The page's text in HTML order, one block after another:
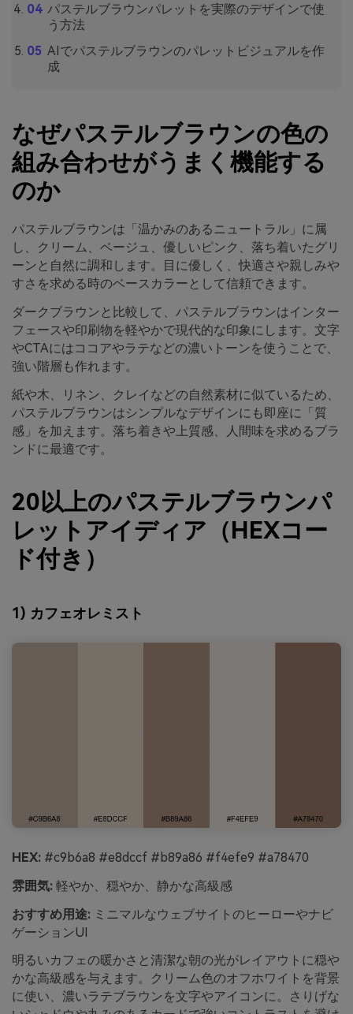
パステルブラウンパレットを実際のデザインで使
う方法
AIでパステルブラウンのパレットビジュアルを作
成
なぜパステルブラウンの色の
組み合わせがうまく機能する
のか
パステルブラウンは「温かみのあるニュートラル」に属
し、クリーム、ベージュ、優しいピンク、落ち着いたグリ
ーンと自然に調和します。目に優しく、快適さや親しみや
すさを求める時のベースカラーとして信頼できます。
ダークブラウンと比較して、パステルブラウンはインター
フェースや印刷物を軽やかで現代的な印象にします。文字
やCTAにはココアやラテなどの濃いトーンを使うことで、
強い階層も作れます。
紙や木、リネン、クレイなどの自然素材に似ているため、
パステルブラウンはシンプルなデザインにも即座に「質
感」を加えます。落ち着きや上質感、人間味を求めるブラ
ンドに最適です。
20以上のパステルブラウンパ
レットアイディア（HEXコー
ド付き）
1) カフェオレミスト
HEX: #c9b6a8 #e8dccf #b89a86 #f4efe9 #a78470
雰囲気: 軽やか、穏やか、静かな高級感
おすすめ用途: ミニマルなウェブサイトのヒーローやナビ
ゲーションUI
明るいカフェの暖かさと清潔な朝の光がレイアウトに穏や
かな高級感を与えます。クリーム色のオフホワイトを背景
に使い、濃いラテブラウンを文字やアイコンに。さりげな